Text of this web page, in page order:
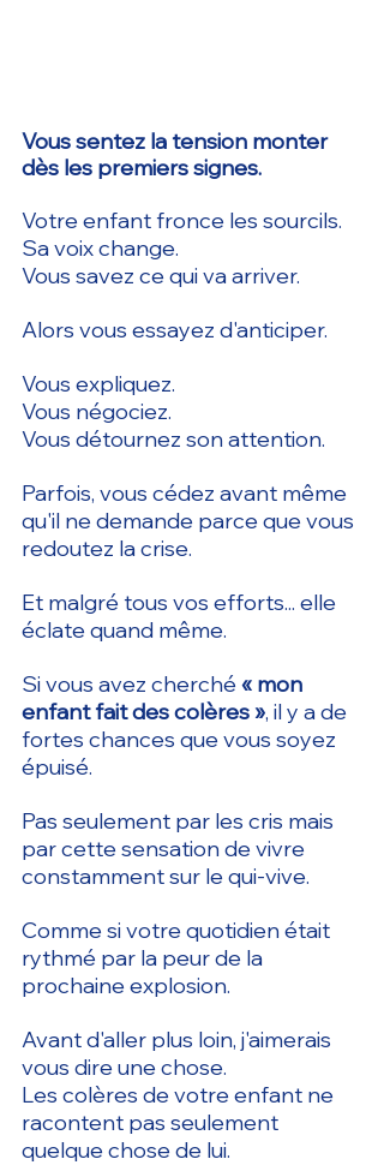
Vous sentez la tension monter
dès les premiers signes.
Votre enfant fronce les sourcils.
Sa voix change.
Vous savez ce qui va arriver.
Alors vous essayez d'anticiper.
Vous expliquez.
Vous négociez.
Vous détournez son attention.
Parfois, vous cédez avant même
qu'il ne demande parce que vous
redoutez la crise.
Et malgré tous vos efforts... elle
éclate quand même.
Si vous avez cherché « mon
enfant fait des colères », il y a de
fortes chances que vous soyez
épuisé.
Pas seulement par les cris mais
par cette sensation de vivre
constamment sur le qui-vive.
Comme si votre quotidien était
rythmé par la peur de la
prochaine explosion.
Avant d'aller plus loin, j'aimerais
vous dire une chose.
Les colères de votre enfant ne
racontent pas seulement
quelque chose de lui.